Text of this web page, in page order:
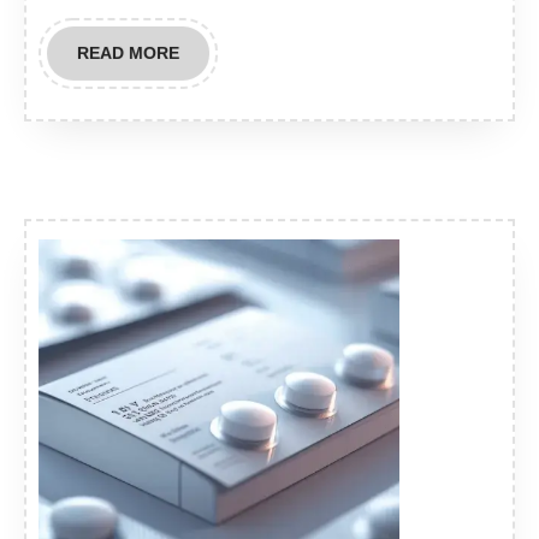
READ MOREREAD
MORE